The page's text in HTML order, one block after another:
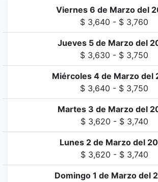
Viernes 6 de Marzo del
$ 3,640 - $ 3,760
Jueves 5 de Marzo del
$ 3,630 - $ 3,750
Miércoles 4 de Marzo del
$ 3,640 - $ 3,750
Martes 3 de Marzo del
$ 3,620 - $ 3,740
Lunes 2 de Marzo del
$ 3,620 - $ 3,740
Domingo 1 de Marzo del